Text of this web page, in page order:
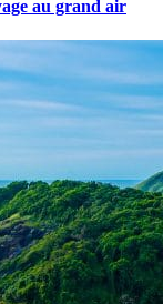
au grand air